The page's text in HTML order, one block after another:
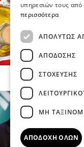
την
πριν 7
υπηρεσιών τους από
περισσότερα
ΑΠΟΛΎΤΩΣ
ΑΠΌΔΟΣΗΣ
ΣΤΌΧΕΥΣΗΣ
ΜΗ
ΑΠΟΔΟΧΉ ΌΛΩΝ